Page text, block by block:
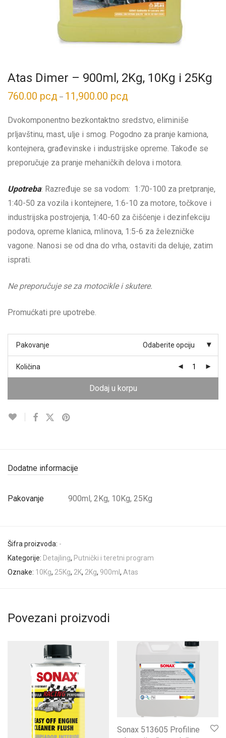
Atas Dimer – 900ml, 2Kg, 10Kg i 25Kg
760.00 рсд – 11,900.00 рсд
760.00 рсд
до
11,900.00 рсд
Dvokomponentno bezkontaktno sredstvo, eliminiše
prljavštinu, mast, ulje i smog. Pogodno za pranje kamiona,
kontejnera, građevinske i industrijske opreme. Takođe se
preporučuje za pranje mehaničkih delova i motora.
Upotreba: Razređuje se sa vodom: 1:70-100 za pretpranje,
1:40-50 za vozila i kontejnere, 1:6-10 za motore, točkove i
industrijska postrojenja, 1:40-60 za čišćenje i dezinfekciju
podova, opreme klanica, mlinova, 1:5-6 za železničke
vagone. Nanosi se od dna do vrha, ostaviti da deluje, zatim
isprati.
Ne preporučuje se za motocikle i skutere.
Promućkati pre upotrebe.
Pakovanje Odaberite opciju
Količina
Dodaj u korpu
Dodatne informacije
Pakovanje 900ml, 2Kg, 10Kg, 25Kg
Šifra proizvoda: -
Kategorije: Detajling, Putnički i teretni program
Oznake: 10Kg, 25Kg, 2K, 2Kg, 900ml , Atas
Povezani proizvodi
Sonax 513605 Profiline